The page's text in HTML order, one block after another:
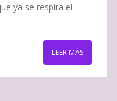
ya se respira el
LEER MÁS